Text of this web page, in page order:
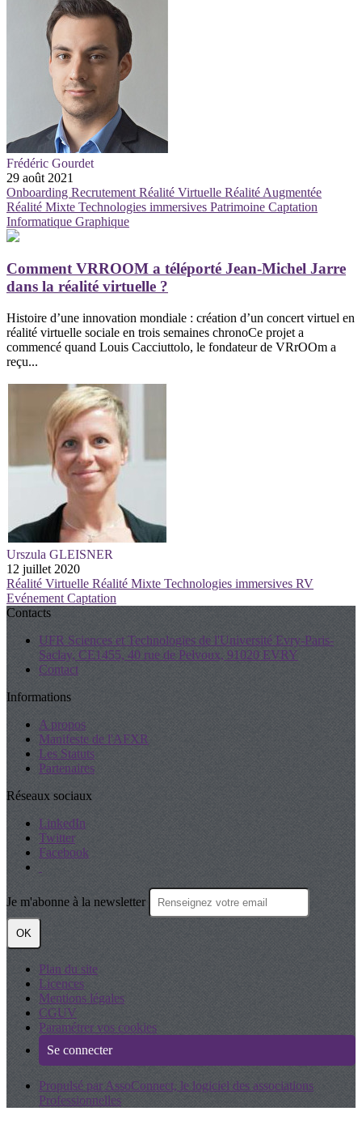
Frédéric Gourdet
29 août 2021
Onboarding Recrutement Réalité Virtuelle Réalité Augmentée
Réalité Mixte Technologies immersives Patrimoine Captation
Informatique Graphique
Comment VRROOM a téléporté Jean-Michel Jarre
dans la réalité virtuelle ?
Histoire d’une innovation mondiale : création d’un concert virtuel en
réalité virtuelle sociale en trois semaines chronoCe projet a
commencé quand Louis Cacciuttolo, le fondateur de VRrOOm a
reçu...
Urszula GLEISNER
12 juillet 2020
Réalité Virtuelle Réalité Mixte Technologies immersives RV
Evénement Captation
Contacts
UFR Sciences et Technologies de l'Université Evry-Paris-
Saclay, CE1455, 40 rue de Pelvoux, 91020 EVRY
Contact
Informations
A propos
Manifeste de l'AFXR
Les Statuts
Partenaires
Réseaux sociaux
LinkedIn
Twitter
Facebook
Je m'abonne à la newsletter
OK
Plan du site
Licences
Mentions légales
CGUV
Paramétrer vos cookies
Se connecter
Propulsé par AssoConnect, le logiciel des associations
Professionnelles